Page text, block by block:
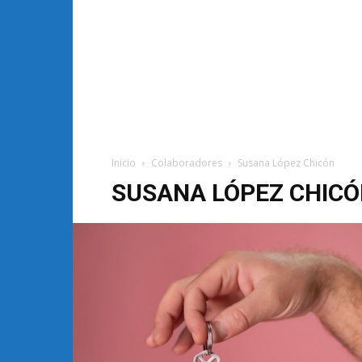
Inicio Colaboradores Susana López Chicón
SUSANA LÓPEZ